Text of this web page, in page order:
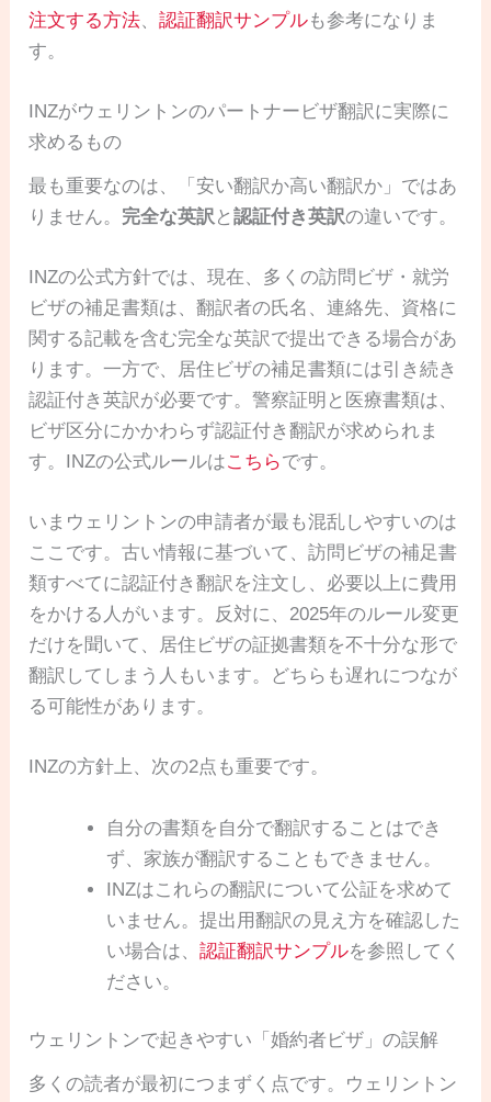
注文する方法 、認証翻訳サンプルも参考になりま
す。
INZがウェリントンのパートナービザ翻訳に実際に
求めるもの
最も重要なのは、「安い翻訳か高い翻訳か」ではあ
りません。 完全な英訳 と認証付き英訳の違いです。
INZの公式方針では、現在、多くの訪問ビザ・就労
ビザの補足書類は、翻訳者の氏名、連絡先、資格に
関する記載を含む完全な英訳で提出できる場合があ
ります。一方で、居住ビザの補足書類には引き続き
認証付き英訳が必要です。警察証明と医療書類は、
ビザ区分にかかわらず認証付き翻訳が求められま
す。INZの公式ルールはこちらです。
いまウェリントンの申請者が最も混乱しやすいのは
ここです。古い情報に基づいて、訪問ビザの補足書
類すべてに認証付き翻訳を注文し、必要以上に費用
をかける人がいます。反対に、2025年のルール変更
だけを聞いて、居住ビザの証拠書類を不十分な形で
翻訳してしまう人もいます。どちらも遅れにつなが
る可能性があります。
INZの方針上、次の2点も重要です。
自分の書類を自分で翻訳することはでき
ず、家族が翻訳することもできません。
INZはこれらの翻訳について公証を求めて
いません。提出用翻訳の見え方を確認した
い場合は、認証翻訳サンプルを参照してく
ださい。
ウェリントンで起きやすい「婚約者ビザ」の誤解
多くの読者が最初につまずく点です。ウェリントン